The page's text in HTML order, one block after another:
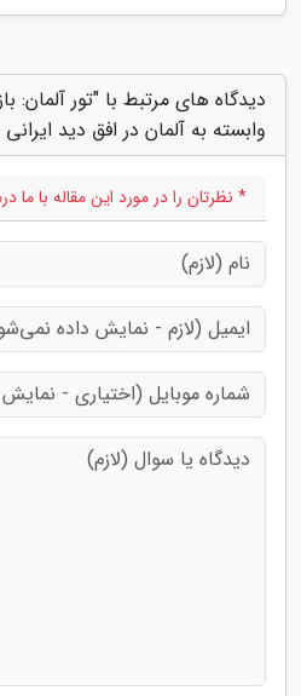
دیدگاه های مرتبط با "تور آلمان:
وابسته به آلمان در افق دید
* نظرتان را در مورد این مقاله با ما